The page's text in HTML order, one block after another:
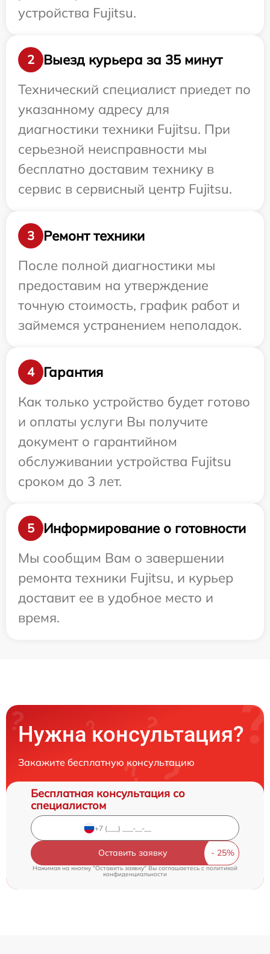
устройства Fujitsu.
2
Выезд курьера за 35 минут
Технический специалист приедет по
указанному адресу для
диагностики техники Fujitsu. При
серьезной неисправности мы
бесплатно доставим технику в
сервис в сервисный центр Fujitsu.
3
Ремонт техники
После полной диагностики мы
предоставим на утверждение
точную стоимость, график работ и
займемся устранением неполадок.
4
Гарантия
Как только устройство будет готово
и оплаты услуги Вы получите
документ о гарантийном
обслуживании устройства Fujitsu
сроком до 3 лет.
5
Информирование о готовности
Мы сообщим Вам о завершении
ремонта техники Fujitsu, и курьер
доставит ее в удобное место и
время.
Нужна консультация?
Закажите бесплатную консультацию
Бесплатная консультация со
специалистом
Оставить заявку
Нажимая на кнопку "Оставить заявку" Вы соглашаетесь cполитикой
конфиденциальности